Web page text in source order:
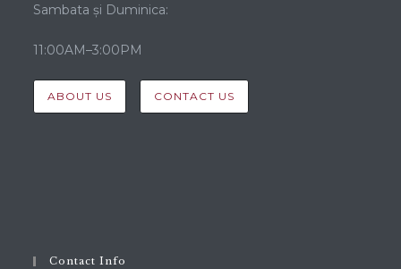
Sambata și Duminica:
11:00AM–3:00PM
ABOUT US CONTACT US
Contact Info